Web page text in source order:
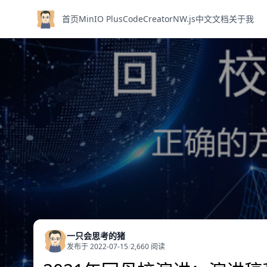
首页MinIO PlusCodeCreatorNW.js中文文档关于我
一只会思考的猪
发布于 2022-07-15/2,660 阅读